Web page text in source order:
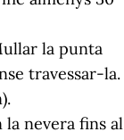
la punta
travessar-la.
nevera fins al